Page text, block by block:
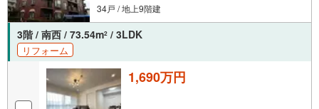
34戸 / 地上9階建
3階 / 南西 / 73.54m2 / 3LDK
リフォーム
1,690万円